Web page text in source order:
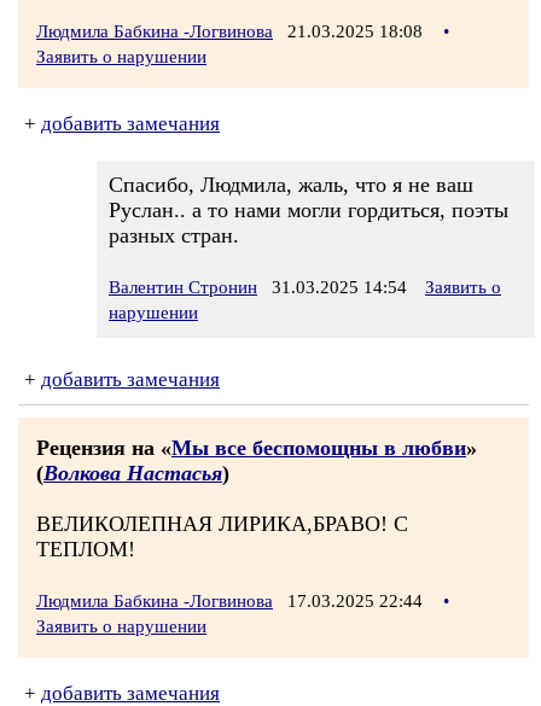
Людмила Бабкина -Логвинова 21.03.2025 18:08
•
Заявить о нарушении
+ добавить замечания
Спасибо, Людмила, жаль, что я не ваш
Руслан.. а то нами могли гордиться, поэты
разных стран.
Валентин Стронин 31.03.2025 14:54
Заявить о
нарушении
+ добавить замечания
Рецензия на «Мы все беспомощны в любви»
(Волкова Настасья)
ВЕЛИКОЛЕПНАЯ ЛИРИКА,БРАВО! С
ТЕПЛОМ!
Людмила Бабкина -Логвинова 17.03.2025 22:44
•
Заявить о нарушении
+ добавить замечания